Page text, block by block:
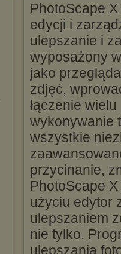
PhotoScape
edycji i
ulepszanie i
wyposażony
jako
zdjęć,
łączenie
wykonywanie
wszystkie
przycinanie,
PhotoScape
użyciu edytor
ulepszaniem
nie tylko.
ulepszania